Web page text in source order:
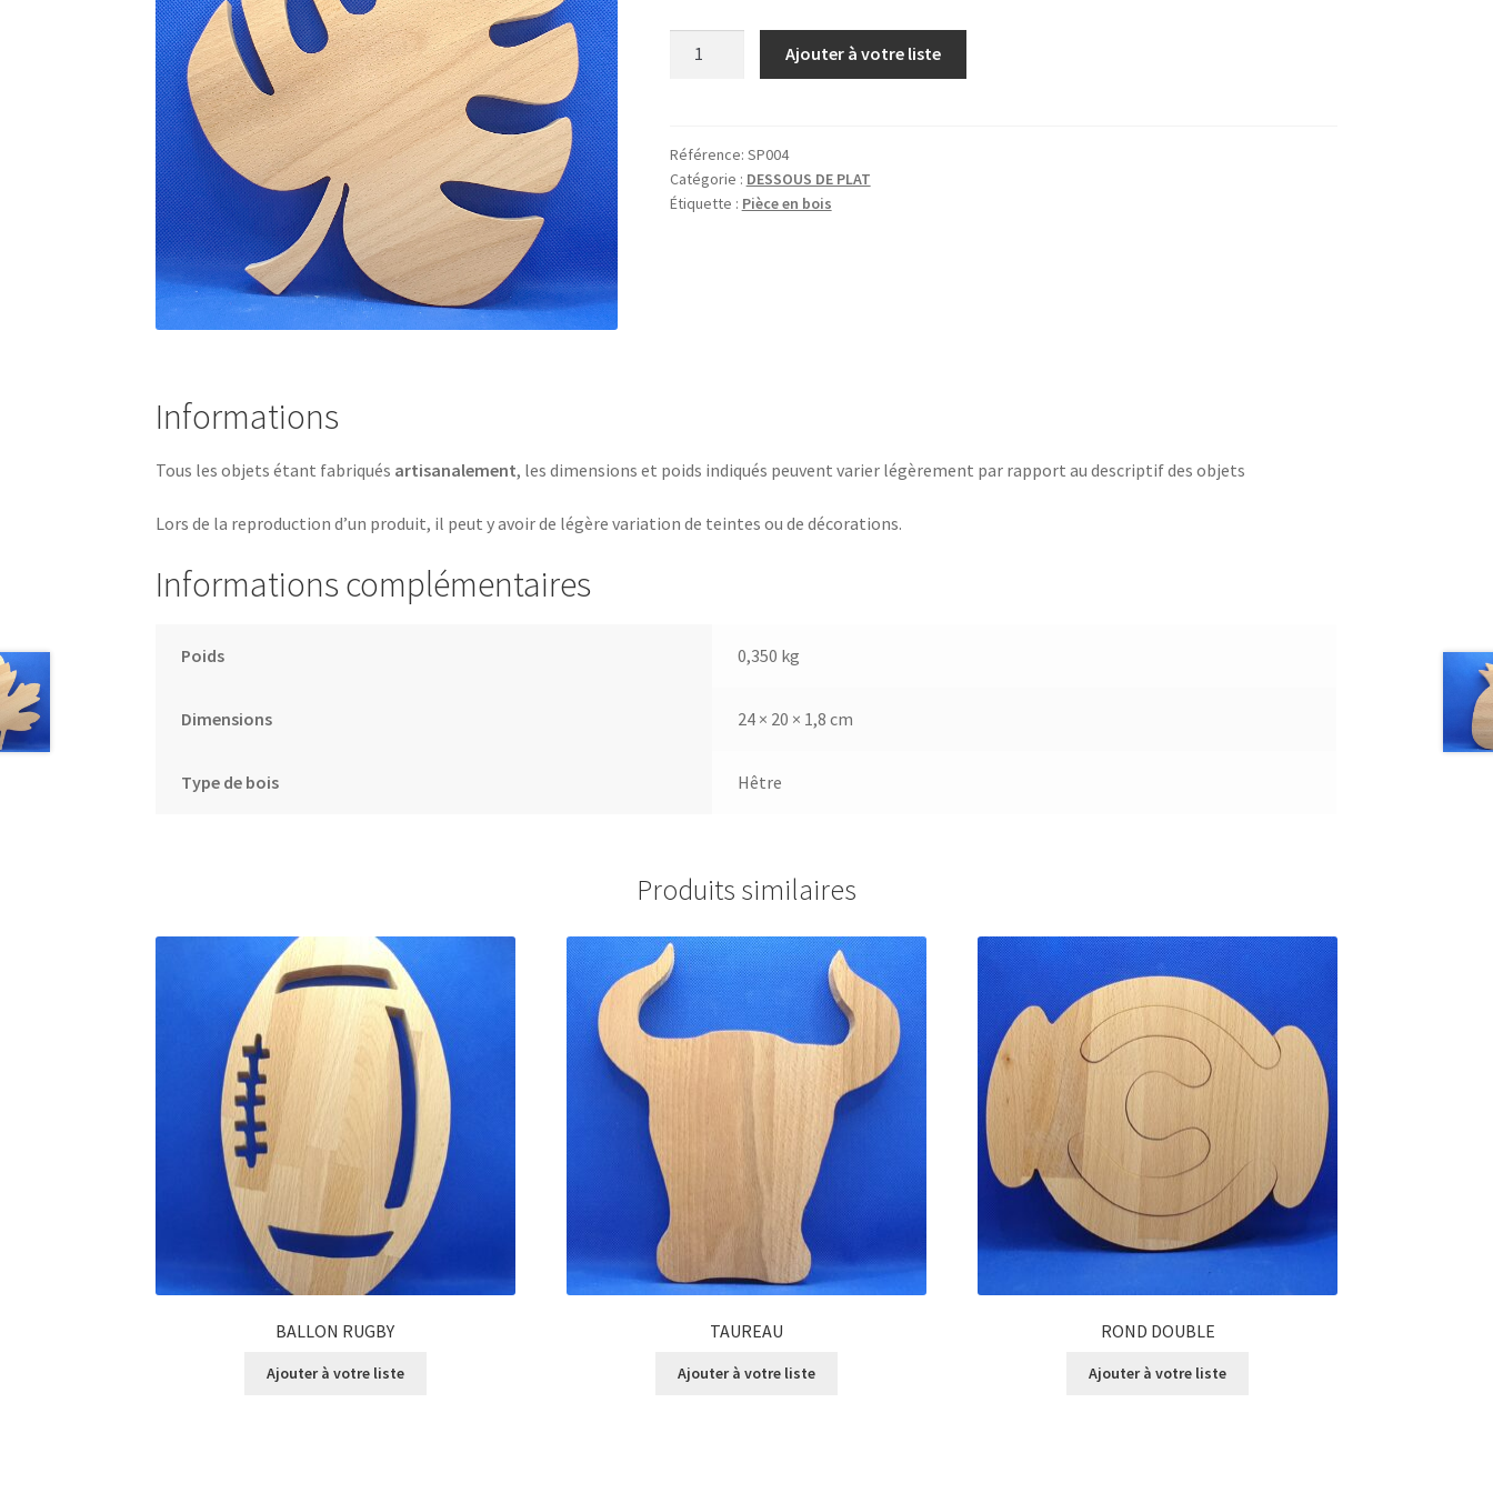
MONSTERA
Ajouter à votre liste
Référence: SP004
Catégorie : DESSOUS DE PLAT
Étiquette : Pièce en bois
Informations
Tous les objets étant fabriqués artisanalement, les dimensions et poids indiqués peuvent varier légèrement par rapport au descriptif des objets
Lors de la reproduction d’un produit, il peut y avoir de légère variation de teintes ou de décorations.
Informations complémentaires
Poids 0,350 kg
Dimensions 24 × 20 × 1,8 cm
Type de bois Hêtre
Produits similaires
BALLON RUGBY
Ajouter à votre liste
TAUREAU
Ajouter à votre liste
ROND DOUBLE
Ajouter à votre liste